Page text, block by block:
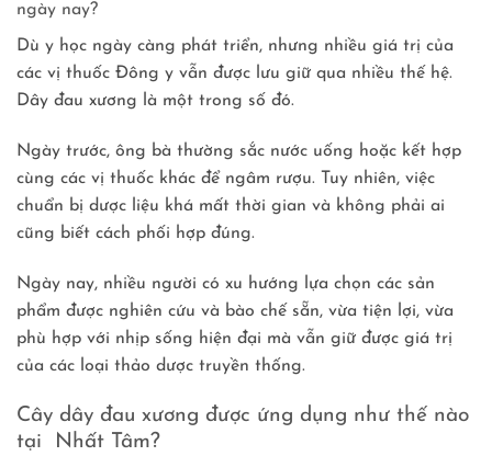
ngày nay?
Dù y học ngày càng phát triển, nhưng nhiều giá trị của
các vị thuốc Đông y vẫn được lưu giữ qua nhiều thế hệ.
Dây đau xương là một trong số đó.
Ngày trước, ông bà thường sắc nước uống hoặc kết hợp
cùng các vị thuốc khác để ngâm rượu. Tuy nhiên, việc
chuẩn bị dược liệu khá mất thời gian và không phải ai
cũng biết cách phối hợp đúng.
Ngày nay, nhiều người có xu hướng lựa chọn các sản
phẩm được nghiên cứu và bào chế sẵn, vừa tiện lợi, vừa
phù hợp với nhịp sống hiện đại mà vẫn giữ được giá trị
của các loại thảo dược truyền thống.
Cây dây đau xương được ứng dụng như thế nào
tại Nhất Tâm?